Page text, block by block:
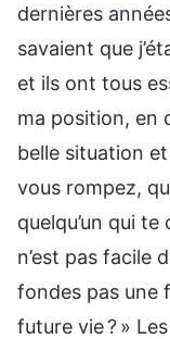
dernières
savaient que
et ils ont tous
ma position, en
belle situation
vous rompez,
quelqu’un qui
n’est pas facile
fondes pas une
future vie ? »